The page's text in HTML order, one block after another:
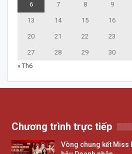
6 7 8 9
13 14 15 16
20 21 22 23
27 28 29 30
« Th6
Chương trình trực tiếp
Vòng chung kết Miss